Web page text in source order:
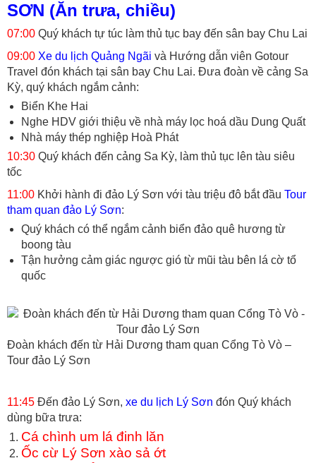
SƠN (Ăn trưa, chiều)
07:00 Quý khách tự túc làm thủ tục bay đến sân bay Chu Lai
09:00 Xe du lịch Quảng Ngãi và Hướng dẫn viên Gotour
Travel đón khách tại sân bay Chu Lai. Đưa đoàn về cảng Sa
Kỳ, quý khách ngắm cảnh:
Biển Khe Hai
Nghe HDV giới thiệu về nhà máy lọc hoá dầu Dung Quất
Nhà máy thép nghiệp Hoà Phát
10:30 Quý khách đến cảng Sa Kỳ, làm thủ tục lên tàu siêu
tốc
11:00 Khởi hành đi đảo Lý Sơn với tàu triệu đô bắt đầu Tour
tham quan đảo Lý Sơn:
Quý khách có thể ngắm cảnh biển đảo quê hương từ
boong tàu
Tận hưởng cảm giác ngược gió từ mũi tàu bên lá cờ tổ
quốc
Đoàn khách đến từ Hải Dương tham quan Cổng Tò Vò –
Tour đảo Lý Sơn
11:45 Đến đảo Lý Sơn, xe du lịch Lý Sơn đón Quý khách
dùng bữa trưa:
Cá chình um lá đinh lăn
Ốc cừ Lý Sơn xào sả ớt